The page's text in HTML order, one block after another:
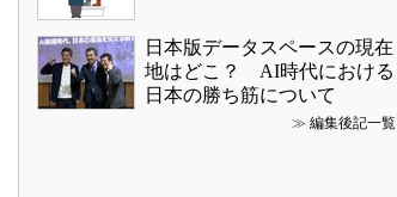
日本版データスペースの現在
地はどこ？ AI時代における
日本の勝ち筋について
≫ 編集後記一覧